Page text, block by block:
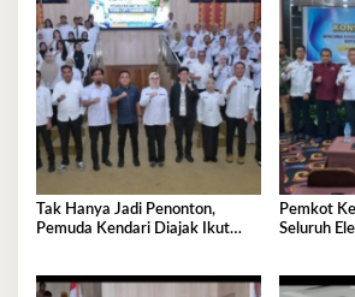
Tak Hanya Jadi Penonton,
Pemuda Kendari Diajak Ikut
Pemkot
Seluruh